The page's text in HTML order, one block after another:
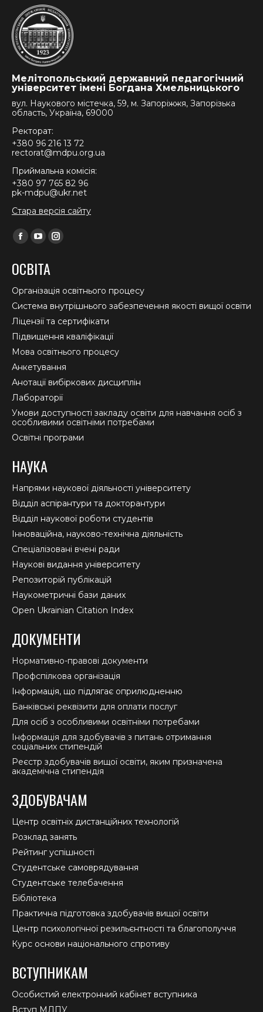
Мелітопольський державний педагогічний
університет імені Богдана Хмельницького
вул. Наукового містечка, 59, м. Запоріжжя, Запорізька
область, Україна, 69000
Ректорат:
+380 96 216 13 72
rectorat@mdpu.org.ua
Приймальна комісія:
+380 97 765 82 96
pk-mdpu@ukr.net
Стара версія сайту
Find us on:
Facebook
opens
in
new
window
YouTube
opens
in
new
window
Instagram
in
new
window
ОСВІТА
Організація освітнього процесу
Система внутрішнього забезпечення якості вищої освіти
Ліцензії та сертифікати
Підвищення кваліфікації
Мова освітнього процесу
Анкетування
Анотації вибіркових дисциплін
Лабораторії
Умови доступності закладу освіти для навчання осіб з
особливими освітніми потребами
Освітні програми
НАУКА
Напрями наукової діяльності університету
Відділ аспірантури та докторантури
Відділ наукової роботи студентів
Інноваційна, науково-технічна діяльність
Спеціалізовані вчені ради
Наукові видання університету
Репозиторій публікацій
Наукометричні бази даних
Open Ukrainian Citation Index
ДОКУМЕНТИ
Нормативно-правові документи
Профспілкова організація
Інформація, що підлягає оприлюдненню
Банківські реквізити для оплати послуг
Для осіб з особливими освітніми потребами
Інформація для здобувачів з питань отримання
соціальних стипендій
Реєстр здобувачів вищої освіти, яким призначена
академічна стипендія
ЗДОБУВАЧАМ
Центр освітніх дистанційних технологій
Розклад занять
Рейтинг успішності
Студентське самоврядування
Студентське телебачення
Бібліотека
Практична підготовка здобувачів вищої освіти
Центр психологічної резильєнтності та благополуччя
Курс основи національного спротиву
ВСТУПНИКАМ
Особистий електронний кабінет вступника
Вступ МДПУ